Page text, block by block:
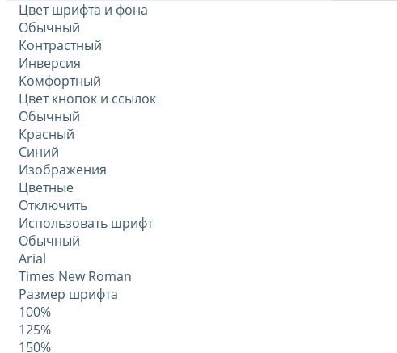
Цвет шрифта и фона
Обычный
Контрастный
Инверсия
Комфортный
Цвет кнопок и ссылок
Обычный
Красный
Синий
Изображения
Цветные
Отключить
Использовать шрифт
Обычный
Arial
Times New Roman
Размер шрифта
100%
125%
150%